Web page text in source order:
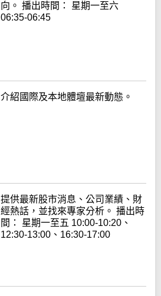
向。 播出時間： 星期一至六
06:35-06:45
介紹國際及本地體壇最新動態。
提供最新股市消息、公司業績、財
經熱話，並找來專家分析。 播出時
間： 星期一至五 10:00-10:20、
12:30-13:00、16:30-17:00